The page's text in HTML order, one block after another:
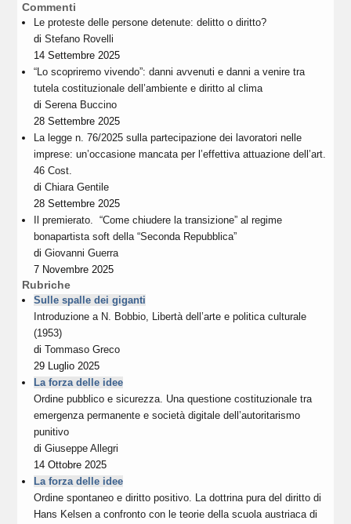
Commenti
Le proteste delle persone detenute: delitto o diritto?
diStefano Rovelli
14 Settembre 2025
“Lo scopriremo vivendo”: danni avvenuti e danni a venire tra
tutela costituzionale dell’ambiente e diritto al clima
diSerena Buccino
28 Settembre 2025
La legge n. 76/2025 sulla partecipazione dei lavoratori nelle
imprese: un’occasione mancata per l’effettiva attuazione dell’art.
46 Cost.
diChiara Gentile
28 Settembre 2025
Il premierato. “Come chiudere la transizione” al regime
bonapartista soft della “Seconda Repubblica”
diGiovanni Guerra
7 Novembre 2025
Rubriche
Sulle spalle dei giganti
Introduzione a N. Bobbio, Libertà dell’arte e politica culturale
(1953)
diTommaso Greco
29 Luglio 2025
La forza delle idee
Ordine pubblico e sicurezza. Una questione costituzionale tra
emergenza permanente e società digitale dell’autoritarismo
punitivo
diGiuseppe Allegri
14 Ottobre 2025
La forza delle idee
Ordine spontaneo e diritto positivo. La dottrina pura del diritto di
Hans Kelsen a confronto con le teorie della scuola austriaca di